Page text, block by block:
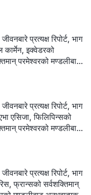
प्रत्यक्ष रिपोर्ट, भाग
कार्मेन, इक्वेडरको
परमेश्‍वरको मण्डलीबाट
प्रत्यक्ष रिपोर्ट, भाग
एसिजा, फिलिपिन्सको
परमेश्‍वरको मण्डलीबाट
प्रत्यक्ष रिपोर्ट, भाग
फ्रान्सको सर्वशक्तिमान्‌